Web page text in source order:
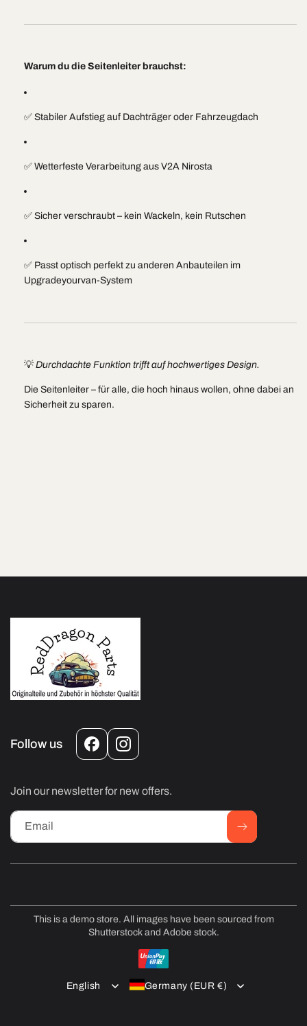
Warum du die Seitenleiter brauchst:
✅ Stabiler Aufstieg auf Dachträger oder Fahrzeugdach
✅ Wetterfeste Verarbeitung aus V2A Nirosta
✅ Sicher verschraubt – kein Wackeln, kein Rutschen
✅ Passt optisch perfekt zu anderen Anbauteilen im
Upgradeyourvan-System
💡 Durchdachte Funktion trifft auf hochwertiges Design.
Die Seitenleiter – für alle, die hoch hinaus wollen, ohne dabei an
Sicherheit zu sparen.
Follow us
FacebookInstagram
Join our newsletter for new offers.
Email
This is a demo store. All images have been sourced from
Shutterstock and Adobe stock.
Payment
methods
English Germany (EUR €)